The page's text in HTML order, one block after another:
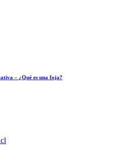
– ¿Qué es una foja?